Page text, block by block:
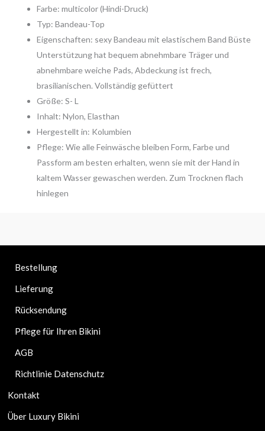
Farbe: multicolor (Hindi-Druck)
Typ: Bandeau-Top
Eigenschaften: sexy Bandeau mit elastischem Band Büste
Unterstützung hat bequem abnehmbare Träger und
abnehmbare weiche Pads, Abdeckung ist frech,
brasilianischen. Vollständig gefüttert
Größe: S- L
Inhalt: Nylon, Elasthan
Hergestellt in: Kolumbien
Pflege: Wie alle Feinwäsche bleiben Form, Farbe und
Passform am besten erhalten, wenn sie mit der Hand in
kaltem Wasser gewaschen werden. Zum Trocknen flach
hinlegen
Bestellung
Lieferung
Rücksendung
Pflege für Ihren Bikini
AGB
Richtlinie Datenschutz
Kontakt
Über Luxury Bikini